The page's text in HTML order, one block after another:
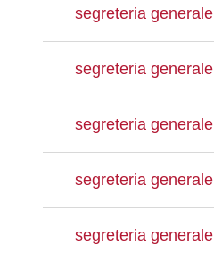
segreteria generale
segreteria generale
segreteria generale
segreteria generale
segreteria generale